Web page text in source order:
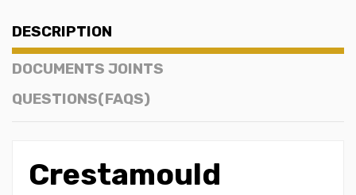
DESCRIPTION
DOCUMENTS JOINTS
QUESTIONS(FAQS)
Crestamould